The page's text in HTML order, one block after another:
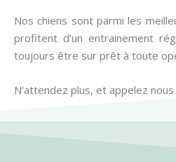
Nos chiens sont parmi les
profitent d’un entrainement
toujours être sur prêt à toute
N’attendez plus, et appelez nous